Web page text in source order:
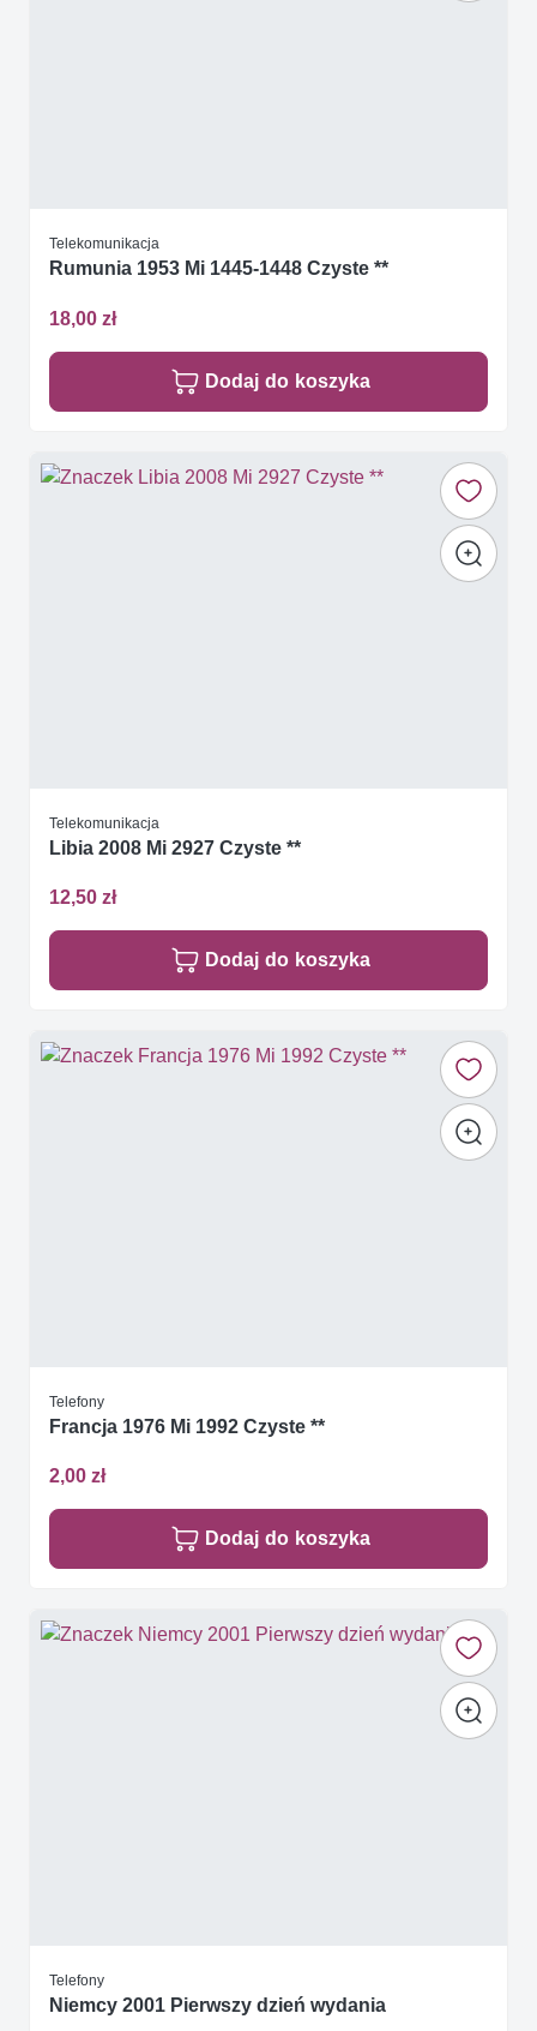
Telekomunikacja
Rumunia 1953 Mi 1445-1448 Czyste **
18,00 zł
Dodaj do koszyka
Telekomunikacja
Libia 2008 Mi 2927 Czyste **
12,50 zł
Dodaj do koszyka
Telefony
Francja 1976 Mi 1992 Czyste **
2,00 zł
Dodaj do koszyka
Telefony
Niemcy 2001 Pierwszy dzień wydania